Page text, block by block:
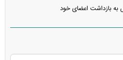
به بازداشت اعضای خود